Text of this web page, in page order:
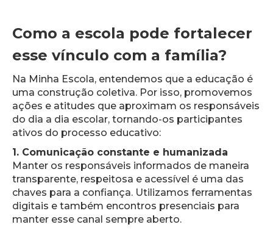
Como a escola pode fortalecer
esse vínculo com a família?
Na Minha Escola, entendemos que a educação é
uma construção coletiva. Por isso, promovemos
ações e atitudes que aproximam os responsáveis
do dia a dia escolar, tornando-os participantes
ativos do processo educativo:
1. Comunicação constante e humanizada
Manter os responsáveis informados de maneira
transparente, respeitosa e acessível é uma das
chaves para a confiança. Utilizamos ferramentas
digitais e também encontros presenciais para
manter esse canal sempre aberto.